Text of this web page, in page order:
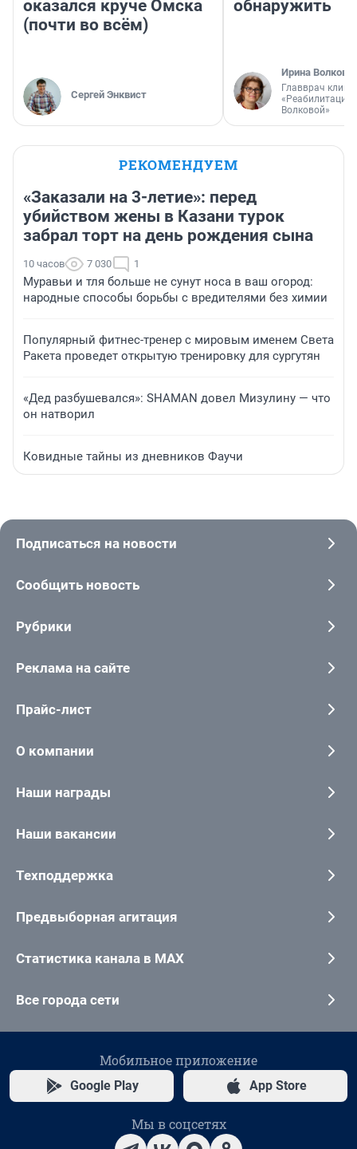
оказался круче Омска
(почти во всём)
Сергей Энквист
обнаружить
Ирина Волкова
Главврач
«Реабилитация
Волковой»
РЕКОМЕНДУЕМ
«Заказали на 3-летие»: перед
убийством жены в Казани турок
забрал торт на день рождения сына
10 часов 7 030 1
Муравьи и тля больше не сунут носа в ваш огород:
народные способы борьбы с вредителями без химии
Популярный фитнес-тренер с мировым именем Света
Ракета проведет открытую тренировку для сургутян
«Дед разбушевался»: SHAMAN довел Мизулину — что
он натворил
Ковидные тайны из дневников Фаучи
Подписаться на новости
Сообщить новость
Рубрики
Реклама на сайте
Прайс-лист
О компании
Наши награды
Наши вакансии
Техподдержка
Предвыборная агитация
Статистика канала в MAX
Все города сети
Мобильное приложение
Google Play App Store
Мы в соцсетях